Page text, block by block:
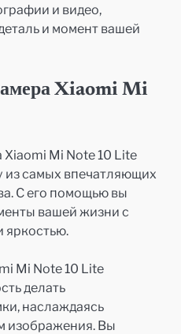
и видео,
и момент вашей
Xiaomi Mi
Mi Note 10 Lite
из самых впечатляющих
С его помощью вы
вашей жизни с
яркостью.
Mi Note 10 Lite
делать
наслаждаясь
изображения. Вы